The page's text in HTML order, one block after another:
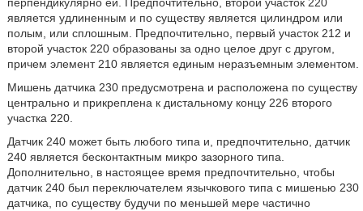
является удлиненным и по существу является цилиндром или
полым, или сплошным. Предпочтительно, первый участок 212 и
второй участок 220 образованы за одно целое друг с другом,
причем элемент 210 является единым неразъемным элементом.
Мишень датчика 230 предусмотрена и расположена по существу
центрально и прикреплена к дистальному концу 226 второго
участка 220.
Датчик 240 может быть любого типа и, предпочтительно, датчик
240 является бесконтактным микро зазорного типа.
Дополнительно, в настоящее время предпочтительно, чтобы
датчик 240 был переключателем язычкового типа с мишенью 230
датчика, по существу будучи по меньшей мере частично